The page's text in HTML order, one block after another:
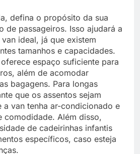
defina o propósito da sua
de passageiros. Isso ajudará a
ideal, já que existem
tamanhos e capacidades.
espaço suficiente para
além de acomodar
bagagens. Para longas
que os assentos sejam
a van tenha ar-condicionado e
comodidade. Além disso,
de cadeirinhas infantis
específicos, caso esteja